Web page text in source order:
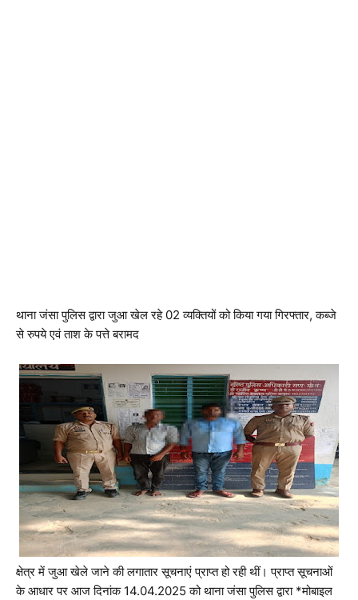
थाना जंसा पुलिस द्वारा जुआ खेल रहे 02 व्यक्तियों को किया गया गिरफ्तार, कब्जे
से रुपये एवं ताश के पत्ते बरामद
क्षेत्र में जुआ खेले जाने की लगातार सूचनाएं प्राप्त हो रही थीं। प्राप्त सूचनाओं
के आधार पर आज दिनांक 14.04.2025 को थाना जंसा पुलिस द्वारा *मोबाइल